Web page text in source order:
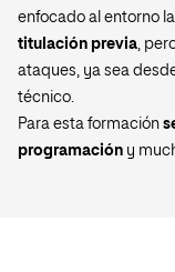
enfocado al entorno
titulación previa ,
ataques, ya sea
técnico.
Para esta formación
programación y